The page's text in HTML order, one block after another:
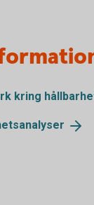
kring